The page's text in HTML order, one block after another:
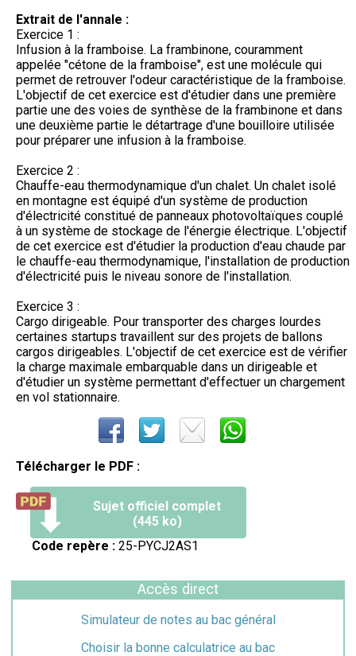
Extrait de l'annale :
Exercice 1 :
Infusion à la framboise. La frambinone, couramment
appelée "cétone de la framboise", est une molécule qui
permet de retrouver l'odeur caractéristique de la framboise.
L'objectif de cet exercice est d'étudier dans une première
partie une des voies de synthèse de la frambinone et dans
une deuxième partie le détartrage d'une bouilloire utilisée
pour préparer une infusion à la framboise.
Exercice 2 :
Chauffe-eau thermodynamique d'un chalet. Un chalet isolé
en montagne est équipé d'un système de production
d'électricité constitué de panneaux photovoltaïques couplé
à un système de stockage de l'énergie électrique. L'objectif
de cet exercice est d'étudier la production d'eau chaude par
le chauffe-eau thermodynamique, l'installation de production
d'électricité puis le niveau sonore de l'installation.
Exercice 3 :
Cargo dirigeable. Pour transporter des charges lourdes
certaines startups travaillent sur des projets de ballons
cargos dirigeables. L'objectif de cet exercice est de vérifier
la charge maximale embarquable dans un dirigeable et
d'étudier un système permettant d'effectuer un chargement
en vol stationnaire.
Télécharger le PDF :
Sujet officiel complet
(445 ko)
Code repère : 25-PYCJ2AS1
Accès direct
Simulateur de notes au bac général
Choisir la bonne calculatrice au bac